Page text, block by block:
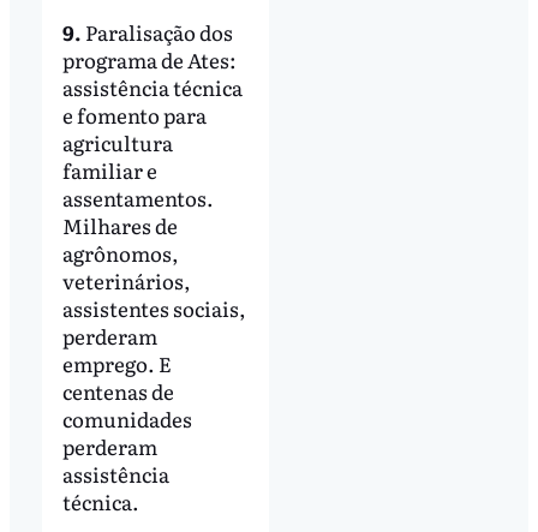
9. Paralisação dos
programa de Ates:
assistência técnica
e fomento para
agricultura
familiar e
assentamentos.
Milhares de
agrônomos,
veterinários,
assistentes sociais,
perderam
emprego. E
centenas de
comunidades
perderam
assistência
técnica.